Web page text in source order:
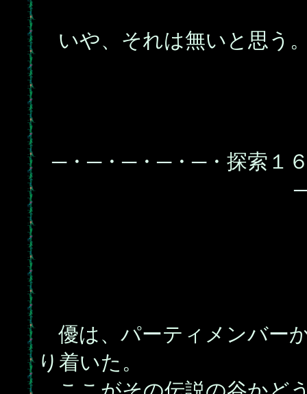
いや、それは無いと思う
─・─・─・─・─・探索
優は、パーティメンバー
り着いた。